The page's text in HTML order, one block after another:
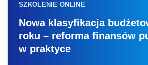
SZKOLENIE ONLINE
Nowa klasyfikacja
roku – reforma finansów
w praktyce